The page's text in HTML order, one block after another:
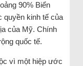
90% Biển
quyền kinh tế của
của Mỹ. Chính
quốc tế.
vì một hiệp ước